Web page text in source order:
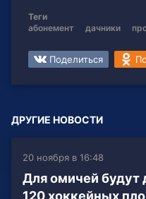
Теги
абонемент
дачники
Поделиться
ДРУГИЕ НОВОСТИ
20 ноября в 16:48
Для омичей будут